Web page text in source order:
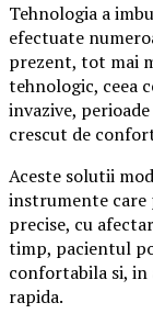
Tehnologia a
efectuate
prezent, tot mai
tehnologic, ceea
invazive,
crescut de
Aceste solutii
instrumente
precise, cu
timp, pacientul
confortabila si, in
rapida.